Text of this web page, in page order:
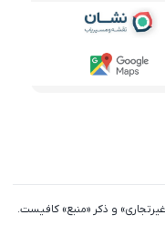
و ذکر «منبع» کافیست.